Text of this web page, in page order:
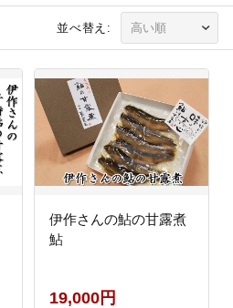
並べ替え:
伊作さんの鮎の甘露煮
鮎
19,000円